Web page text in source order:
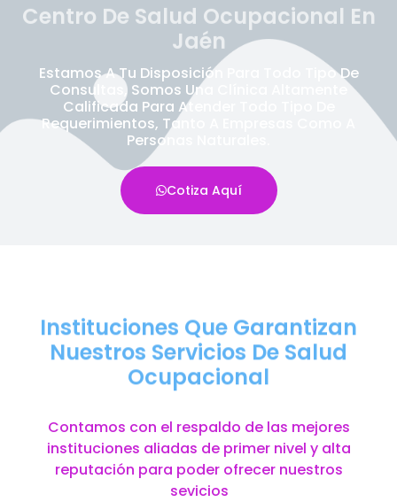
Centro De Salud Ocupacional En
Jaén
Estamos A Tu Disposición Para Todo Tipo De
Consultas, Somos Una Clínica Altamente
Calificada Para Atender Todo Tipo De
Requerimientos, Tanto A Empresas Como A
Personas Naturales.
Cotiza Aquí
Instituciones Que Garantizan
Nuestros Servicios De Salud
Ocupacional
Contamos con el respaldo de las mejores
instituciones aliadas de primer nivel y alta
reputación para poder ofrecer nuestros
sevicios